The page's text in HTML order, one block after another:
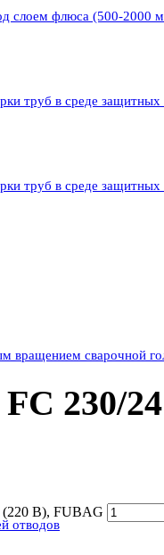
слоем флюса (500-2000
труб в среде
труб в среде
вращением сварочной
отводов
230/
(220 В), FUBAG